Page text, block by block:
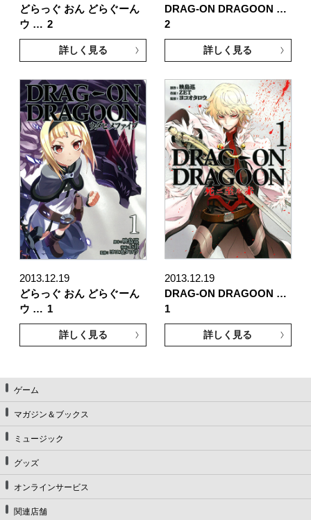
どらっぐ おん どらぐーん
ウ … 2
詳しく見る
DRAG-ON DRAGOON …
2
詳しく見る
2013.12.19
どらっぐ おん どらぐーん
ウ … 1
詳しく見る
2013.12.19
DRAG-ON DRAGOON …
1
詳しく見る
ゲーム
マガジン＆ブックス
ミュージック
グッズ
オンラインサービス
関連店舗